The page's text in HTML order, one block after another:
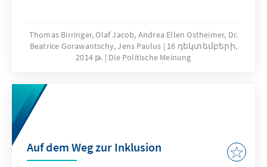
Thomas Birringer, Olaf Jacob, Andrea Ellen Ostheimer, Dr.
Beatrice Gorawantschy, Jens Paulus
16 դեկտեմբերի,
2014 թ.
Die Politische Meinung
Auf dem Weg zur Inklusion